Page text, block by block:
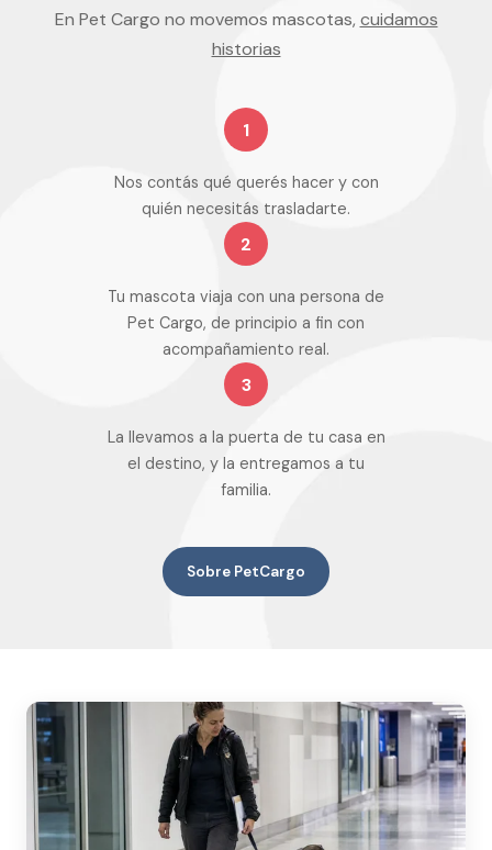
En Pet Cargo no movemos mascotas, cuidamos
historias
1
Nos contás qué querés hacer y con
quién necesitás trasladarte.
2
Tu mascota viaja con una persona de
Pet Cargo, de principio a fin con
acompañamiento real.
3
La llevamos a la puerta de tu casa en
el destino, y la entregamos a tu
familia.
Sobre PetCargo